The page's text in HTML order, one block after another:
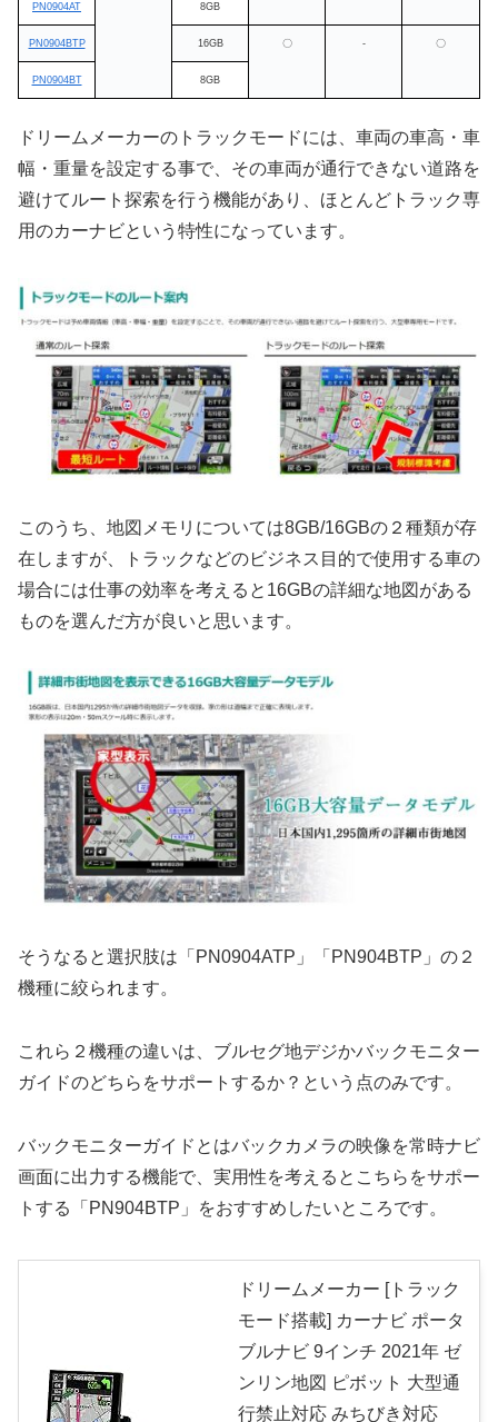
PN0904AT 8GB
PN0904BTP 16GB 〇 - 〇
PN0904BT 8GB
ドリームメーカーのトラックモードには、車両の車高・車
幅・重量を設定する事で、その車両が通行できない道路を
避けてルート探索を行う機能があり、ほとんどトラック専
用のカーナビという特性になっています。
このうち、地図メモリについては8GB/16GBの２種類が存
在しますが、トラックなどのビジネス目的で使用する車の
場合には仕事の効率を考えると16GBの詳細な地図がある
ものを選んだ方が良いと思います。
そうなると選択肢は「PN0904ATP」「PN904BTP」の２
機種に絞られます。
これら２機種の違いは、ブルセグ地デジかバックモニター
ガイドのどちらをサポートするか？という点のみです。
バックモニターガイドとはバックカメラの映像を常時ナビ
画面に出力する機能で、実用性を考えるとこちらをサポー
トする「PN904BTP」をおすすめしたいところです。
ドリームメーカー [トラック
モード搭載] カーナビ ポータ
ブルナビ 9インチ 2021年 ゼ
ンリン地図 ピボット 大型通
行禁止対応 みちびき対応